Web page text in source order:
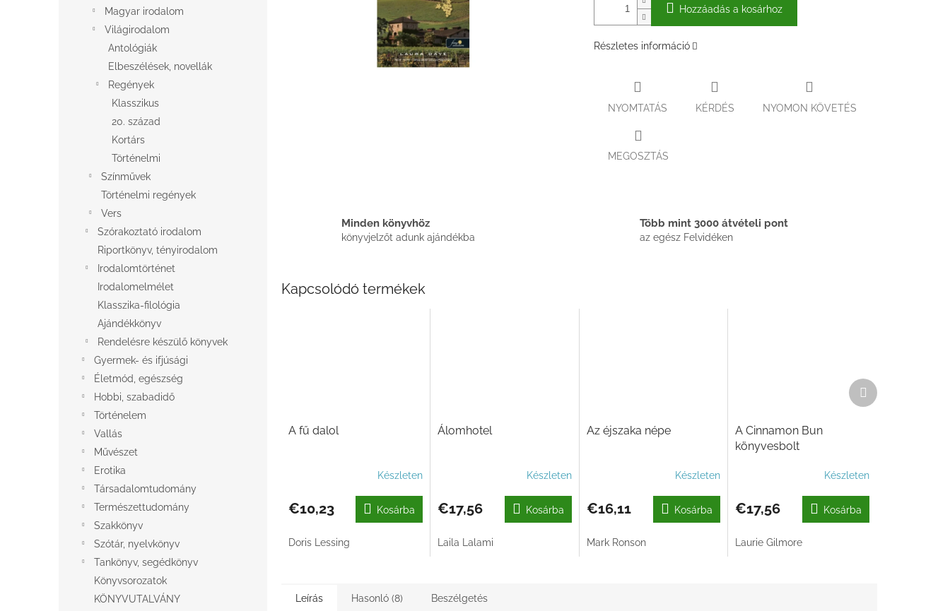
Magyar irodalom
Világirodalom
Antológiák
Elbeszélések, novellák
Regények
Klasszikus
20. század
Kortárs
Történelmi
Színművek
Történelmi regények
Vers
Szórakoztató irodalom
Riportkönyv, tényirodalom
Irodalomtörténet
Irodalomelmélet
Klasszika-filológia
Ajándékkönyv
Rendelésre készülő könyvek
Gyermek- és ifjúsági
Életmód, egészség
Hobbi, szabadidő
Történelem
Vallás
Művészet
Erotika
Társadalomtudomány
Természettudomány
Szakkönyv
Szótár, nyelvkönyv
Tankönyv, segédkönyv
Könyvsorozatok
KÖNYVUTALVÁNY
Hozzáadás a kosárhoz
Részletes információ
NYOMTATÁS KÉRDÉS NYOMON KÖVETÉS
MEGOSZTÁS
Minden könyvhöz
könyvjelzőt adunk ajándékba
Több mint 3000 átvételi pont
az egész Felvidéken
Kapcsolódó termékek
A fű dalol
Készleten
€10,23 Kosárba
Doris Lessing
Álomhotel
Készleten
€17,56 Kosárba
Laila Lalami
Az éjszaka népe
Készleten
€16,11 Kosárba
Mark Ronson
A Cinnamon Bun
könyvesbolt
Készleten
€17,56 Kosárba
Laurie Gilmore
Következő
termék
Leírás Hasonló (8) Beszélgetés